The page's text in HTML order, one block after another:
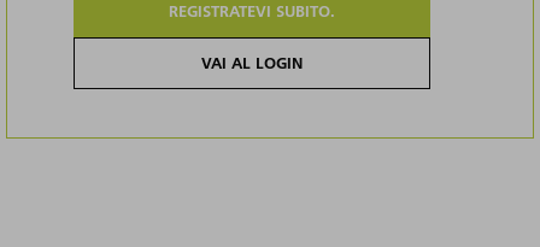
REGISTRATEVI SUBITO.
VAI AL LOGIN